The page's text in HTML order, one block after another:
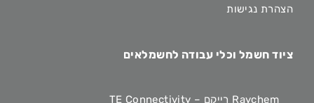
הצהרת נגישות
ציוד חשמל וכלי עבודה לחשמלאים
Raychem רייקם – TE Connectivity